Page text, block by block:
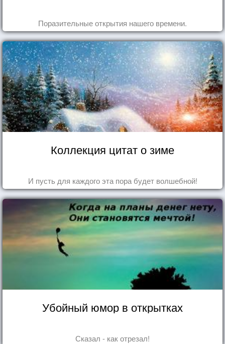
Поразительные открытия нашего времени.
Коллекция цитат о зиме
И пусть для каждого эта пора будет волшебной!
Убойный юмор в открытках
Сказал - как отрезал!